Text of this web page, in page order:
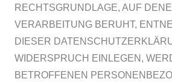
RECHTSGRUNDLAGE, AUF
VERARBEITUNG BERUHT,
DIESER
WIDERSPRUCH EINLEGEN,
BETROFFENEN